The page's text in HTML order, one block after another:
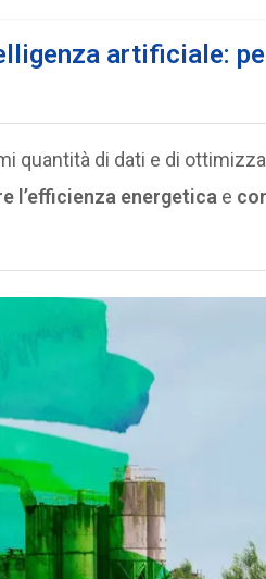
artificiale:
quantità di dati e di
l’efficienza energetica e